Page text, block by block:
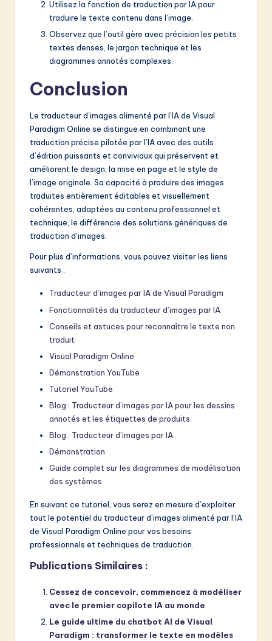
Utilisez la fonction de traduction par IA pour
traduire le texte contenu dans l’image.
Observez que l’outil gère avec précision les petits
textes denses, le jargon technique et les
diagrammes annotés complexes.
Conclusion
Le traducteur d’images alimenté par l’IA de Visual
Paradigm Online se distingue en combinant une
traduction précise pilotée par l’IA avec des outils
d’édition puissants et conviviaux qui préservent et
améliorent le design, la mise en page et le style de
l’image originale. Sa capacité à produire des images
traduites entièrement éditables et visuellement
cohérentes, adaptées au contenu professionnel et
technique, le différencie des solutions génériques de
traduction d’images.
Pour plus d’informations, vous pouvez visiter les liens
suivants :
Traducteur d’images par IA de Visual Paradigm
Fonctionnalités du traducteur d’images par IA
Conseils et astuces pour reconnaître le texte non
traduit
Visual Paradigm Online
Démonstration YouTube
Tutoriel YouTube
Blog : Traducteur d’images par IA pour les dessins
annotés et les étiquettes de produits
Blog : Traducteur d’images par IA
Démonstration
Guide complet sur les diagrammes de modélisation
des systèmes
En suivant ce tutoriel, vous serez en mesure d’exploiter
tout le potentiel du traducteur d’images alimenté par l’IA
de Visual Paradigm Online pour vos besoins
professionnels et techniques de traduction.
Publications Similaires :
Cessez de concevoir, commencez à modéliser
avec le premier copilote IA au monde
Le guide ultime du chatbot AI de Visual
Paradigm : transformer le texte en modèles